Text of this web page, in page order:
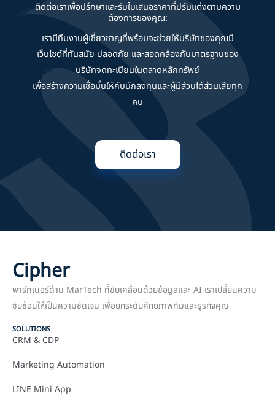
ติดต่อเราเพื่อปรึกษาและรับใบเสนอราคาที่ปรับแต่งตามความ
ต้องการของคุณ:
เรามีทีมงานผู้เชี่ยวชาญที่พร้อมจะช่วยให้บริษัทของคุณมี
เว็บไซต์ที่ทันสมัย ปลอดภัย และสอดคล้องกับมาตรฐานของ
บริษัทจดทะเบียนในตลาดหลักทรัพย์
เพื่อสร้างความเชื่อมั่นให้กับนักลงทุนและผู้มีส่วนได้ส่วนเสียทุก
คน
ติดต่อเรา
Cipher
พาร์ทเนอร์ด้าน MarTech ที่ขับเคลื่อนด้วยข้อมูลและ AI เราเปลี่ยนความ
ซับซ้อนให้เป็นความชัดเจน เพื่อยกระดับศักยภาพทีมและธุรกิจคุณ
SOLUTIONS
CRM & CDP
Marketing Automation
LINE Mini App